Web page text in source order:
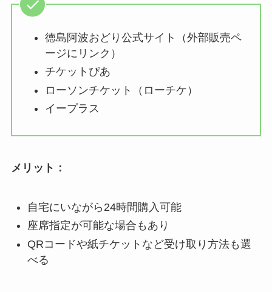
徳島阿波おどり公式サイト（外部販売ペ
ージにリンク）
チケットぴあ
ローソンチケット（ローチケ）
イープラス
メリット：
自宅にいながら24時間購入可能
座席指定が可能な場合もあり
QRコードや紙チケットなど受け取り方法も選
べる